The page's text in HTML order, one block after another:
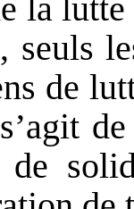
la
seuls
de
de